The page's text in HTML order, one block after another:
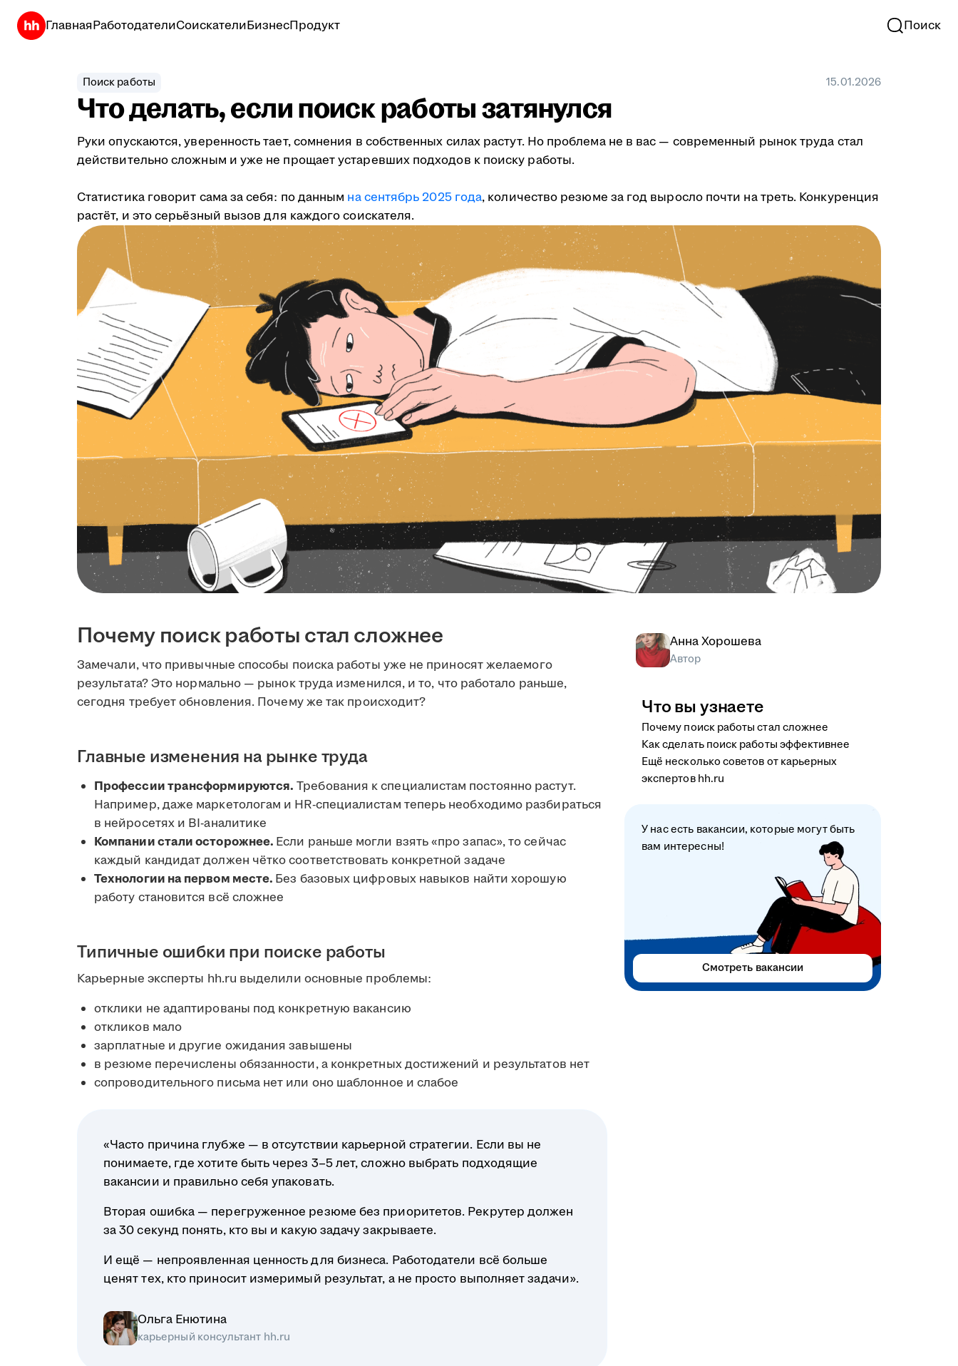
ГлавнаяРаботодателиСоискателиБизнесПродукт Поиск
Поиск работы 15.01.2026
Что делать, если поиск работы затянулся
Руки опускаются, уверенность тает, сомнения в собственных силах растут. Но проблема не в вас — современный рынок труда стал
действительно сложным и уже не прощает устаревших подходов к поиску работы.
Статистика говорит сама за себя: по данным на сентябрь 2025 года, количество резюме за год выросло почти на треть. Конкуренция
растёт, и это серьёзный вызов для каждого соискателя.
Почему поиск работы стал сложнее
Замечали, что привычные способы поиска работы уже не приносят желаемого
результата? Это нормально — рынок труда изменился, и то, что работало раньше,
сегодня требует обновления. Почему же так происходит?
Главные изменения на рынке труда
Профессии трансформируются. Требования к специалистам постоянно растут.
Например, даже маркетологам и HR-специалистам теперь необходимо разбираться
в нейросетях и BI-аналитике
Компании стали осторожнее. Если раньше могли взять «про запас», то сейчас
каждый кандидат должен чётко соответствовать конкретной задаче
Технологии на первом месте. Без базовых цифровых навыков найти хорошую
работу становится всё сложнее
Типичные ошибки при поиске работы
Карьерные эксперты hh.ru выделили основные проблемы:
отклики не адаптированы под конкретную вакансию
откликов мало
зарплатные и другие ожидания завышены
в резюме перечислены обязанности, а конкретных достижений и результатов нет
сопроводительного письма нет или оно шаблонное и слабое
«Часто причина глубже — в отсутствии карьерной стратегии. Если вы не
понимаете, где хотите быть через 3–5 лет, сложно выбрать подходящие
вакансии и правильно себя упаковать.
Вторая ошибка — перегруженное резюме без приоритетов. Рекрутер должен
за 30 секунд понять, кто вы и какую задачу закрываете.
И ещё — непроявленная ценность для бизнеса. Работодатели всё больше
ценят тех, кто приносит измеримый результат, а не просто выполняет задачи».
Ольга Енютина
карьерный консультант hh.ru
Анна Хорошева
Автор
Что вы узнаете
Почему поиск работы стал сложнее
Как сделать поиск работы эффективнее
Ещё несколько советов от карьерных
экспертов hh.ru
У нас есть вакансии, которые могут быть
вам интересны!
Смотреть вакансии